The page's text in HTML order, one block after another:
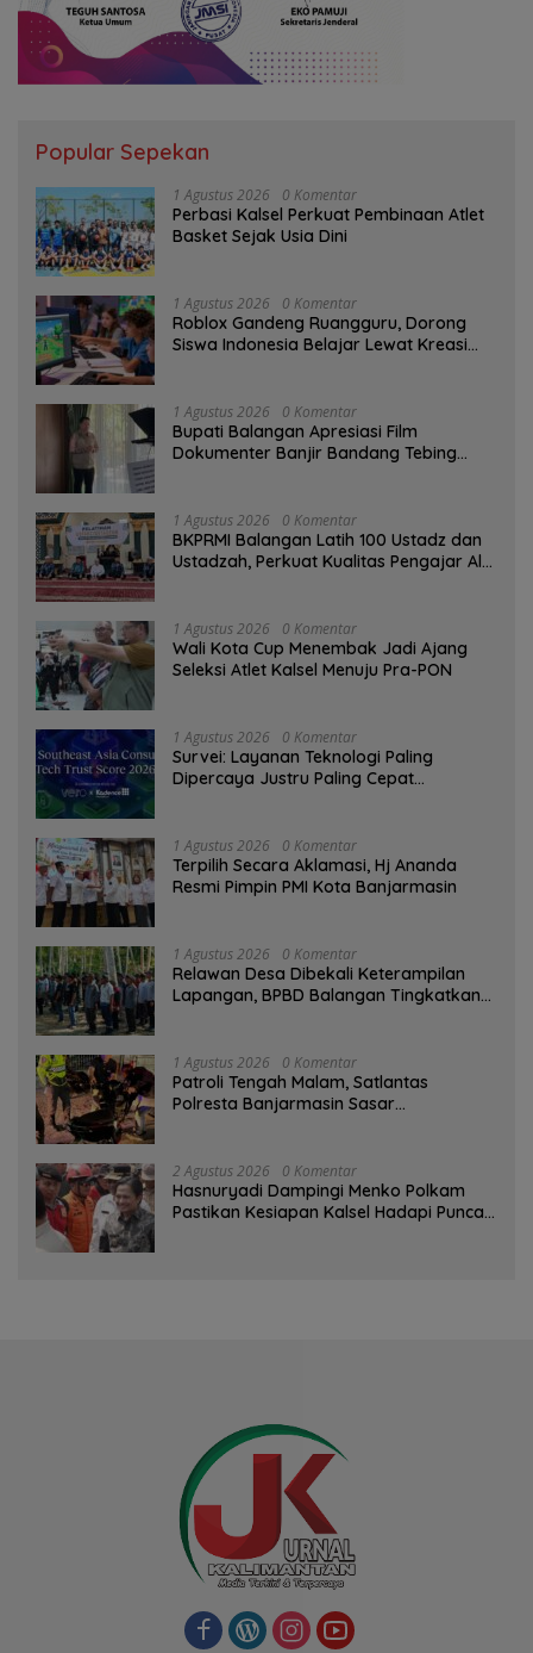
Popular Sepekan
1 Agustus 2026 0 Komentar
Perbasi Kalsel Perkuat Pembinaan Atlet
Basket Sejak Usia Dini
1 Agustus 2026 0 Komentar
Roblox Gandeng Ruangguru, Dorong
Siswa Indonesia Belajar Lewat Kreasi
1 Agustus 2026 0 Komentar
Bupati Balangan Apresiasi Film
Dokumenter Banjir Bandang Tebing
1 Agustus 2026 0 Komentar
BKPRMI Balangan Latih 100 Ustadz dan
Ustadzah, Perkuat Kualitas Pengajar Al-
1 Agustus 2026 0 Komentar
Wali Kota Cup Menembak Jadi Ajang
Seleksi Atlet Kalsel Menuju Pra-PON
1 Agustus 2026 0 Komentar
Survei: Layanan Teknologi Paling
Dipercaya Justru Paling Cepat
1 Agustus 2026 0 Komentar
‎Terpilih Secara Aklamasi, Hj Ananda
Resmi Pimpin PMI Kota Banjarmasin
1 Agustus 2026 0 Komentar
Relawan Desa Dibekali Keterampilan
Lapangan, BPBD Balangan Tingkatkan
1 Agustus 2026 0 Komentar
Patroli Tengah Malam, Satlantas
Polresta Banjarmasin Sasar
2 Agustus 2026 0 Komentar
Hasnuryadi Dampingi Menko Polkam
Pastikan Kesiapan Kalsel Hadapi Puncak